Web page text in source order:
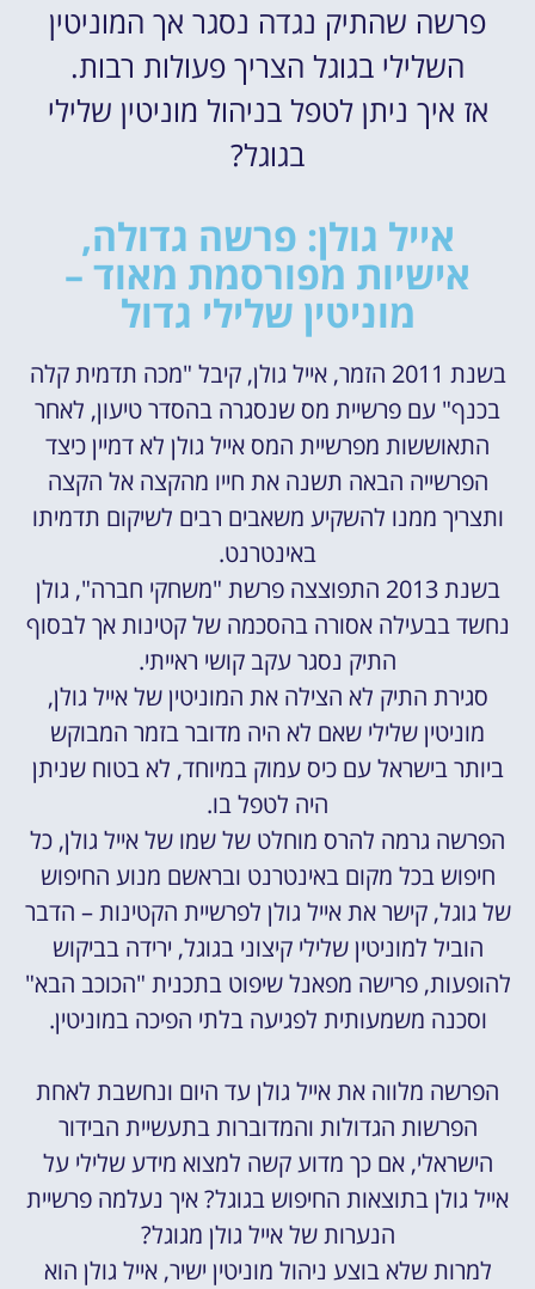
פרשה שהתיק נגדה נסגר אך המוניטין
השלילי בגוגל הצריך פעולות רבות.
אז איך ניתן לטפל בניהול מוניטין שלילי
בגוגל?
אייל גולן: פרשה גדולה,
אישיות מפורסמת מאוד –
מוניטין שלילי גדול
בשנת 2011 הזמר, אייל גולן, קיבל "מכה תדמית קלה
בכנף" עם פרשיית מס שנסגרה בהסדר טיעון, לאחר
התאוששות מפרשיית המס אייל גולן לא דמיין כיצד
הפרשייה הבאה תשנה את חייו מהקצה אל הקצה
ותצריך ממנו להשקיע משאבים רבים לשיקום תדמיתו
באינטרנט.
בשנת 2013 התפוצצה פרשת "משחקי חברה", גולן
נחשד בבעילה אסורה בהסכמה של קטינות אך לבסוף
התיק נסגר עקב קושי ראייתי.
סגירת התיק לא הצילה את המוניטין של אייל גולן,
מוניטין שלילי שאם לא היה מדובר בזמר המבוקש
ביותר בישראל עם כיס עמוק במיוחד, לא בטוח שניתן
היה לטפל בו.
הפרשה גרמה להרס מוחלט של שמו של אייל גולן, כל
חיפוש בכל מקום באינטרנט ובראשם מנוע החיפוש
של גוגל, קישר את אייל גולן לפרשיית הקטינות – הדבר
הוביל למוניטין שלילי קיצוני בגוגל, ירידה בביקוש
להופעות, פרישה מפאנל שיפוט בתכנית "הכוכב הבא"
וסכנה משמעותית לפגיעה בלתי הפיכה במוניטין.
הפרשה מלווה את אייל גולן עד היום ונחשבת לאחת
הפרשות הגדולות והמדוברות בתעשיית הבידור
הישראלי, אם כך מדוע קשה למצוא מידע שלילי על
אייל גולן בתוצאות החיפוש בגוגל? איך נעלמה פרשיית
הנערות של אייל גולן מגוגל?
למרות שלא בוצע ניהול מוניטין ישיר, אייל גולן הוא